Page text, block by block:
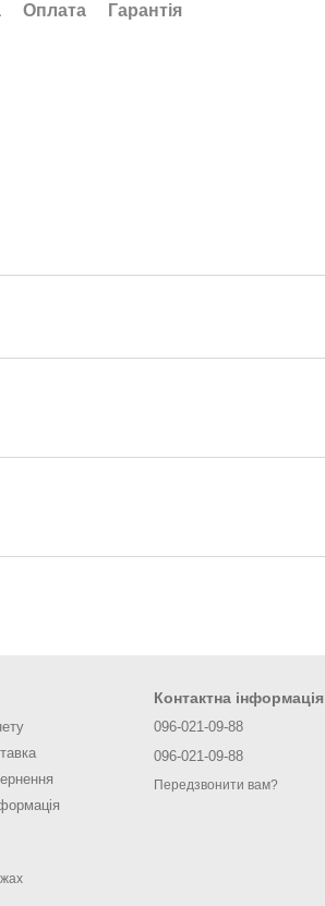
Оплата Гарантія
Контактна інформація
096-021-09-88
096-021-09-88
Передзвонити вам?